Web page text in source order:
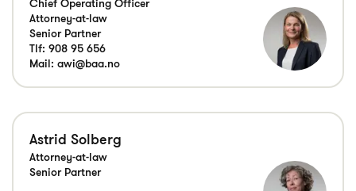
Chief Operating Officer
Attorney-at-law
Senior Partner
Tlf: 908 95 656
Mail: awi@baa.no
Astrid Solberg
Attorney-at-law
Senior Partner